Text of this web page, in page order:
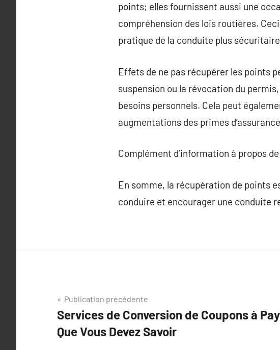
points; elles fournissent aussi une
compréhension des lois routières.
pratique de la conduite plus
Effets de ne pas récupérer les points
suspension ou la révocation du
besoins personnels. Cela peut
augmentations des primes
Complément d’information à propos de
En somme, la récupération de points
conduire et encourager une conduite
Navigation
de
l’article
Publication précédente
Services de Conversion de Coupons à
Que Vous Devez Savoir